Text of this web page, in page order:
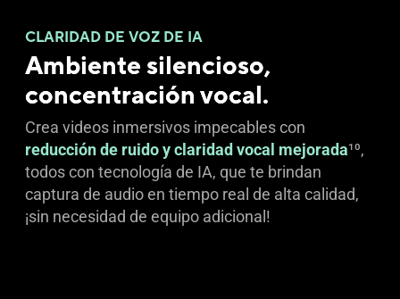
CLARIDAD DE VOZ DE IA
Ambiente silencioso,
concentración vocal.
Crea videos inmersivos impecables con
reducción de ruido y claridad vocal mejorada10,
todos con tecnología de IA, que te brindan
captura de audio en tiempo real de alta calidad,
¡sin necesidad de equipo adicional!